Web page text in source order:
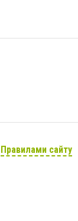
Правилами сайту